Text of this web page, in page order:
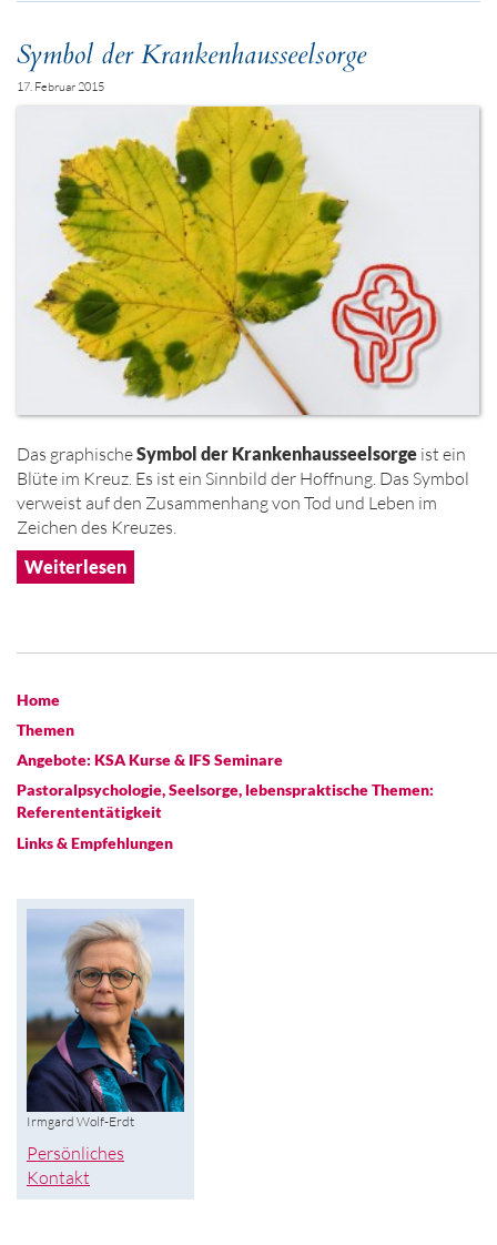
Symbol der Krankenhausseelsorge
17. Februar 2015
Das graphischeSymbol der Krankenhausseelsorge ist ein
Blüte im Kreuz. Es ist ein Sinnbild der Hoffnung. Das Symbol
verweist auf den Zusammenhang von Tod und Leben im
Zeichen des Kreuzes.
Weiterlesen
Home
Themen
Angebote: KSA Kurse & IFS Seminare
Pastoralpsychologie, Seelsorge, lebenspraktische Themen:
Referententätigkeit
Links & Empfehlungen
Irmgard Wolf-Erdt
Persönliches
Kontakt